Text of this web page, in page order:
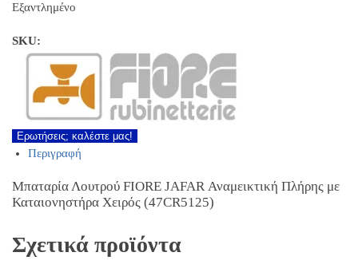
Εξαντλημένο
SKU:
Ερωτήσεις; καλέστε μας!
Περιγραφή
Μπαταρία Λουτρού FIORE JAFAR Αναμεικτική Πλήρης με
Καταιονηστήρα Χειρός (47CR5125)
Σχετικά προϊόντα